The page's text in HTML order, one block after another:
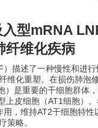
型mRNA
纤维化疾病
）描述了一种慢性和进
维化重塑。在损伤肺泡
）是重要的干细胞群体
上皮细胞（AT1细胞）
，维持AT2干细胞特性
策略。